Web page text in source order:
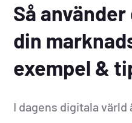
Så använder
din
exempel &
I dagens digitala värld